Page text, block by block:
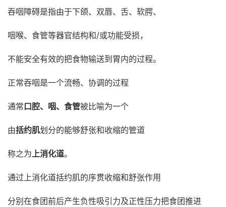
吞咽障碍是指由于下颌、双唇、舌、软腭、
咽喉、食管等器官结构和/或功能受损，
不能安全有效的把食物输送到胃内的过程。
正常吞咽是一个流畅、协调的过程
通常口腔、咽、食管被比喻为一个
由括约肌划分的能够舒张和收缩的管道
称之为上消化道。
通过上消化道括约肌的序贯收缩和舒张作用
分别在食团前后产生负性吸引力及正性压力把食团推进